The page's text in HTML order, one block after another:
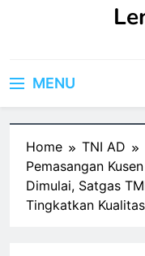
MENU
Home TNI AD
Pemasangan
Dimulai, Satgas
Tingkatkan